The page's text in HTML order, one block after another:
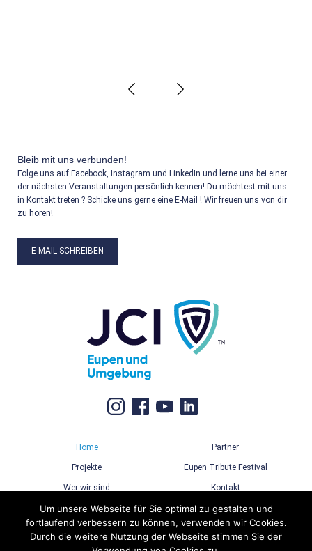
Bleib mit uns verbunden!
Folge uns auf Facebook, Instagram und LinkedIn und lerne uns bei einer
der nächsten Veranstaltungen persönlich kennen! Du möchtest mit uns
in Kontakt treten ? Schicke uns gerne eine E-Mail ! Wir freuen uns von dir
zu hören!
E-MAIL SCHREIBEN
Home Partner
Projekte Eupen Tribute Festival
Wer wir sind Kontakt
Um unsere Webseite für Sie optimal zu gestalten und
fortlaufend verbessern zu können, verwenden wir Cookies.
Durch die weitere Nutzung der Webseite stimmen Sie der